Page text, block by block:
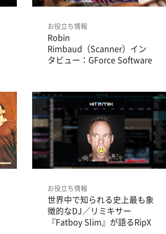
お役立ち情報
Robin
Rimbaud（Scanner）イン
タビュー：GForce Software
お役立ち情報
世界中で知られる史上最も象
徴的なDJ／リミキサー
『Fatboy Slim』が語るRipX